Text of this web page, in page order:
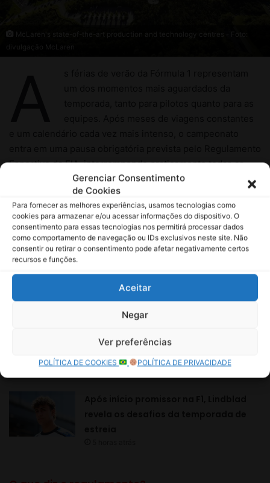
Gerenciar Consentimento
de Cookies
Para fornecer as melhores experiências, usamos tecnologias como
cookies para armazenar e/ou acessar informações do dispositivo. O
consentimento para essas tecnologias nos permitirá processar dados
como comportamento de navegação ou IDs exclusivos neste site. Não
consentir ou retirar o consentimento pode afetar negativamente certos
recursos e funções.
Aceitar
Negar
Ver preferências
POLÍTICA DE COOKIES POLÍTICA DE PRIVACIDADE